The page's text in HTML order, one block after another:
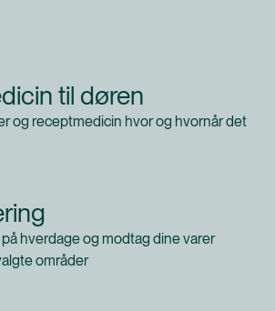
til døren
og receptmedicin hvor og hvornår det
hverdage og modtag dine varer
områder